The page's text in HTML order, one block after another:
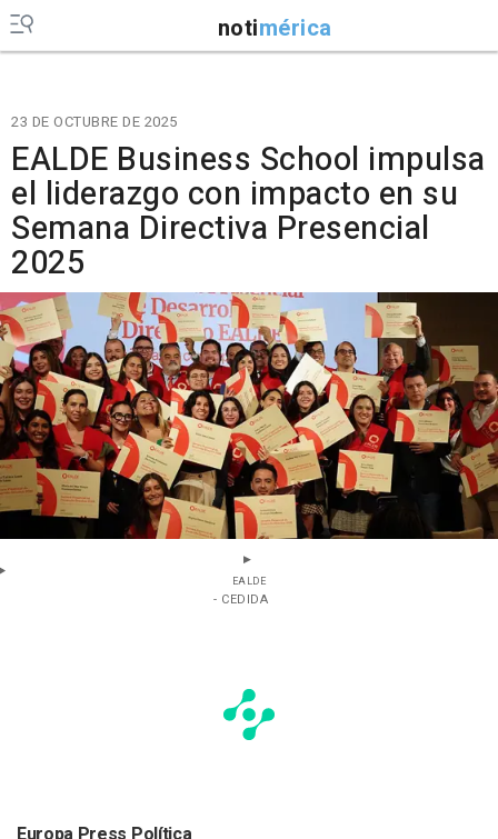
notimérica
23 DE OCTUBRE DE 2025
EALDE Business School impulsa
el liderazgo con impacto en su
Semana Directiva Presencial
2025
EALDE
- CEDIDA